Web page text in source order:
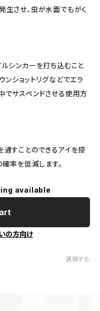
させ、虫が水面でもがく
シンカーを打ち込むこと
ンショットリグなどでエラ
でサスペンドさせる使用方
すことのできるアイを搭
確率を低減します。
available
の方向け
通報する